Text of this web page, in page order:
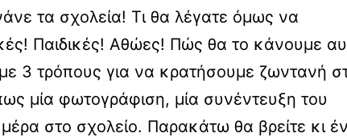
τα σχολεία! Τι θα λέγατε όμως να
Παιδικές! Αθώες! Πώς θα το κάνουμε
3 τρόπους για να κρατήσουμε ζωντανή
μία φωτογράφιση, μία συνέντευξη του
στο σχολείο. Παρακάτω θα βρείτε κι